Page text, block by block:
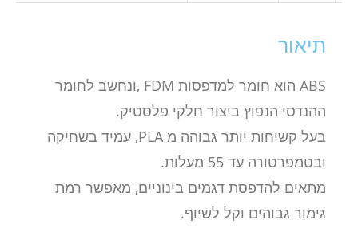
תיאור
ABS הוא חומר למדפסות FDM ,ונחשב לחומר
ההנדסי הנפוץ ביצור חלקי פלסטיק.
בעל קשיחות יותר גבוהה מ PLA, עמיד בשחיקה
ובטמפרטורה עד 55 מעלות.
מתאים להדפסת דגמים בינוניים, מאפשר רמת
גימור גבוהים וקל לשיוף.